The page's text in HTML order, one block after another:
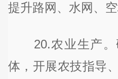
提升路网、水网、空
20.农业生产。
体，开展农技指导